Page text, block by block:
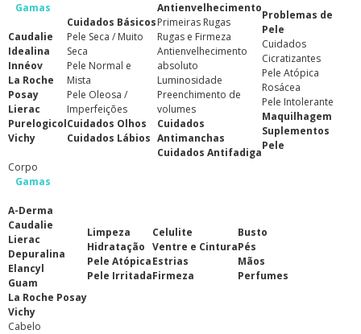
Gamas
Caudalie
Idealina
Innéov
La Roche
Posay
Lierac
Purelogicol
Vichy
Cuidados Básicos
Pele Seca / Muito
Seca
Pele Normal e
Mista
Pele Oleosa /
Imperfeições
Cuidados Olhos
Cuidados Lábios
Antienvelhecimento
Primeiras Rugas
Rugas e Firmeza
Antienvelhecimento
absoluto
Luminosidade
Preenchimento de
volumes
Cuidados
Antimanchas
Cuidados Antifadiga
Problemas de
Pele
Cuidados
Cicratizantes
Pele Atópica
Rosácea
Pele Intolerante
Maquilhagem
Suplementos
Pele
Corpo
Gamas
A-Derma
Caudalie
Lierac
Depuralina
Elancyl
Guam
La Roche Posay
Vichy
Limpeza
Hidratação
Pele Atópica
Pele Irritada
Celulite
Ventre e Cintura
Estrias
Firmeza
Busto
Pés
Mãos
Perfumes
Cabelo